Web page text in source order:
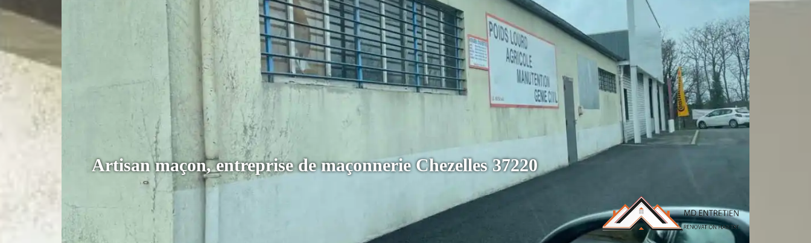
Artisan maçon, entreprise de maçonnerie Chezelles 37220